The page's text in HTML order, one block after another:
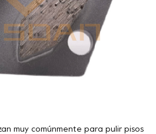
muy comúnmente para pulir pisos